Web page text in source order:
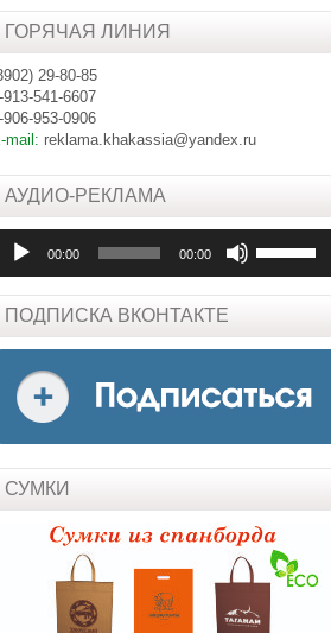
ГОРЯЧАЯ ЛИНИЯ
29-80-85
913-541-6607
906-953-0906
mail: reklama.khakassia@yandex.ru
АУДИО-РЕКЛАМА
00:00 00:00
клавиши
вверх/
увеличить
уменьшить
громкость.
ПОДПИСКА ВКОНТАКТЕ
СУМКИ